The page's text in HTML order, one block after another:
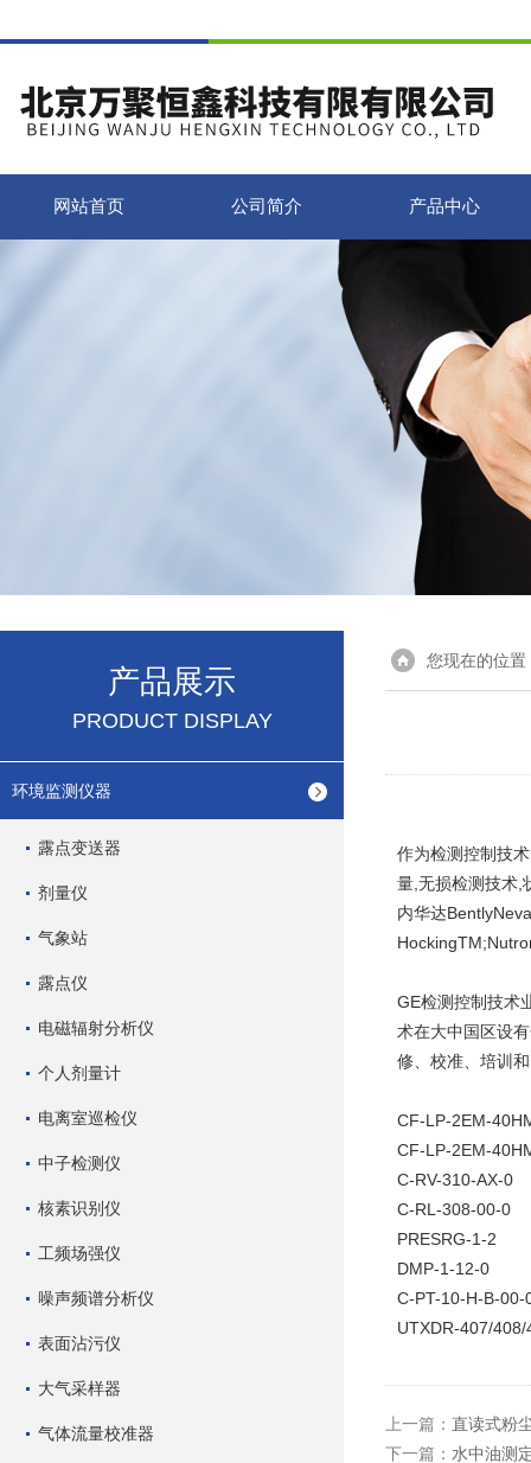
网站首页 公司简介 产品中心
产品展示
PRODUCT DISPLAY
环境监测仪器
露点变送器
剂量仪
气象站
露点仪
电磁辐射分析仪
个人剂量计
电离室巡检仪
中子检测仪
核素识别仪
工频场强仪
噪声频谱分析仪
表面沾污仪
大气采样器
气体流量校准器
您现在的位置
作为检测控制技
量,无损检测技术,
内华达
GE检测控制技术
术在大中国区设
修、校准、培训
CF-LP-2EM-
CF-LP-2EM-
C-RV-310-AX-0
C-RL-308-00-0
PRESRG-1-2
DMP-1-12-0
C-PT-10-H-B-00-
UTXDR-407/
上一篇： 直读式粉
下一篇： 水中油测